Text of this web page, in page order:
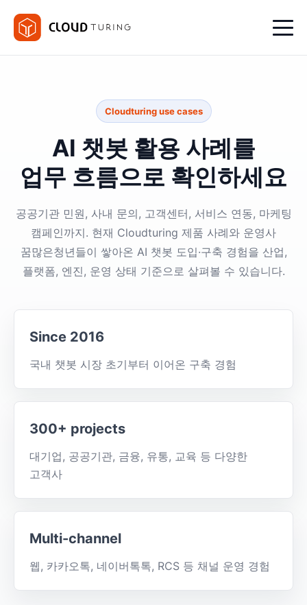
Cloudturing use cases
AI 챗봇 활용 사례를
업무 흐름으로 확인하세요
공공기관 민원, 사내 문의, 고객센터, 서비스 연동, 마케팅
캠페인까지. 현재 Cloudturing 제품 사례와 운영사
꿈많은청년들이 쌓아온 AI 챗봇 도입·구축 경험을 산업,
플랫폼, 엔진, 운영 상태 기준으로 살펴볼 수 있습니다.
Since 2016
국내 챗봇 시장 초기부터 이어온 구축 경험
300+ projects
대기업, 공공기관, 금융, 유통, 교육 등 다양한
고객사
Multi-channel
웹, 카카오톡, 네이버톡톡, RCS 등 채널 운영 경험